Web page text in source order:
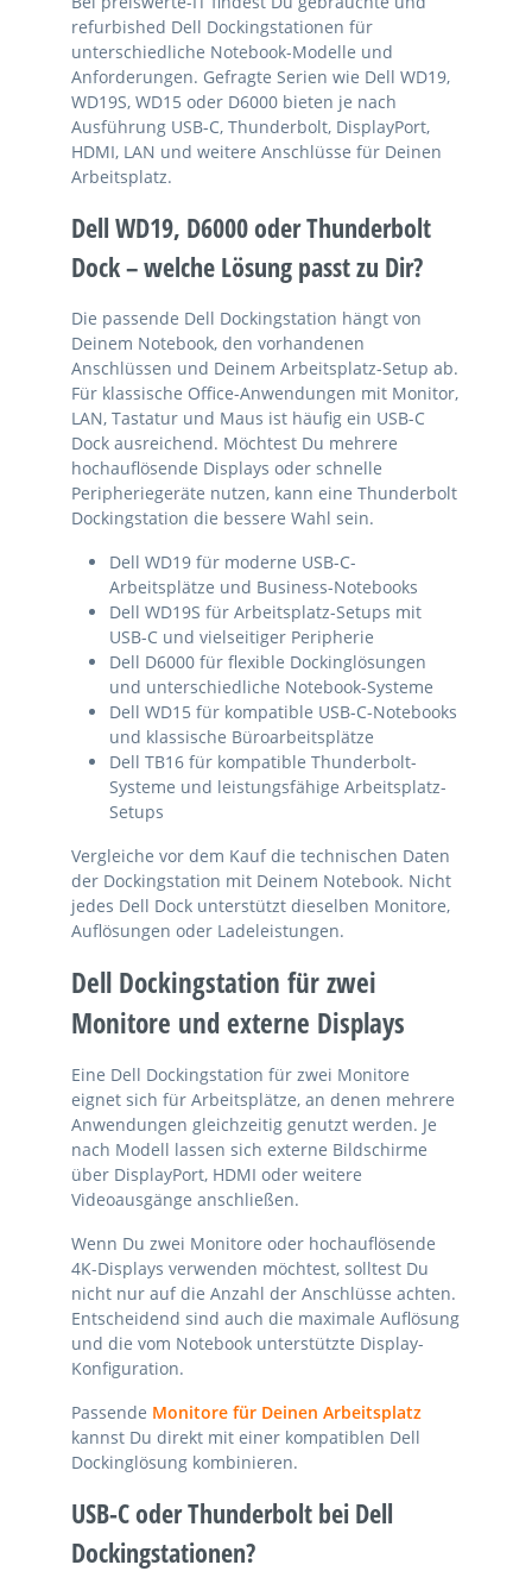
refurbished Dell Dockingstationen für
unterschiedliche Notebook-Modelle und
Anforderungen. Gefragte Serien wie Dell WD19,
WD19S, WD15 oder D6000 bieten je nach
Ausführung USB-C, Thunderbolt, DisplayPort,
HDMI, LAN und weitere Anschlüsse für Deinen
Arbeitsplatz.
Dell WD19, D6000 oder Thunderbolt
Dock – welche Lösung passt zu Dir?
Die passende Dell Dockingstation hängt von
Deinem Notebook, den vorhandenen
Anschlüssen und Deinem Arbeitsplatz-Setup ab.
Für klassische Office-Anwendungen mit Monitor,
LAN, Tastatur und Maus ist häufig ein USB-C
Dock ausreichend. Möchtest Du mehrere
hochauflösende Displays oder schnelle
Peripheriegeräte nutzen, kann eine Thunderbolt
Dockingstation die bessere Wahl sein.
Dell WD19 für moderne USB-C-
Arbeitsplätze und Business-Notebooks
Dell WD19S für Arbeitsplatz-Setups mit
USB-C und vielseitiger Peripherie
Dell D6000 für flexible Dockinglösungen
und unterschiedliche Notebook-Systeme
Dell WD15 für kompatible USB-C-Notebooks
und klassische Büroarbeitsplätze
Dell TB16 für kompatible Thunderbolt-
Systeme und leistungsfähige Arbeitsplatz-
Setups
Vergleiche vor dem Kauf die technischen Daten
der Dockingstation mit Deinem Notebook. Nicht
jedes Dell Dock unterstützt dieselben Monitore,
Auflösungen oder Ladeleistungen.
Dell Dockingstation für zwei
Monitore und externe Displays
Eine Dell Dockingstation für zwei Monitore
eignet sich für Arbeitsplätze, an denen mehrere
Anwendungen gleichzeitig genutzt werden. Je
nach Modell lassen sich externe Bildschirme
über DisplayPort, HDMI oder weitere
Videoausgänge anschließen.
Wenn Du zwei Monitore oder hochauflösende
4K-Displays verwenden möchtest, solltest Du
nicht nur auf die Anzahl der Anschlüsse achten.
Entscheidend sind auch die maximale Auflösung
und die vom Notebook unterstützte Display-
Konfiguration.
Passende Monitore für Deinen Arbeitsplatz
kannst Du direkt mit einer kompatiblen Dell
Dockinglösung kombinieren.
USB-C oder Thunderbolt bei Dell
Dockingstationen?